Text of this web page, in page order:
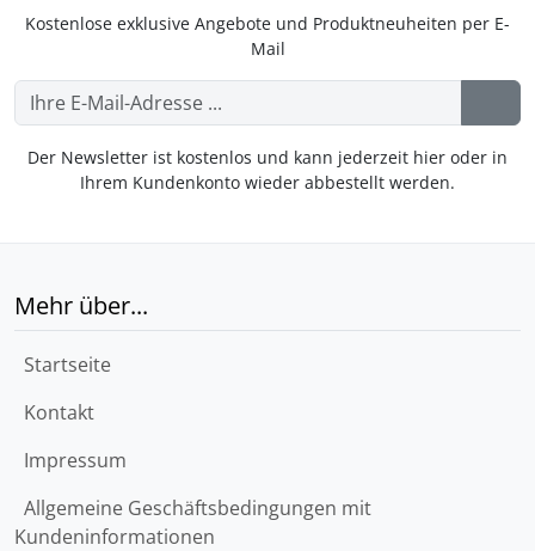
Kostenlose exklusive Angebote und Produktneuheiten per E-
Mail
Der Newsletter ist kostenlos und kann jederzeit hier oder in
Ihrem Kundenkonto wieder abbestellt werden.
Mehr über...
Startseite
Kontakt
Impressum
Allgemeine Geschäftsbedingungen mit
Kundeninformationen